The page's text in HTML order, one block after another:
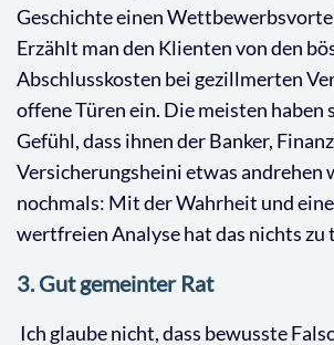
Geschichte einen
Erzählt man den Klienten von den
Abschlusskosten bei gezillmerten
offene Türen ein. Die meisten haben
Gefühl, dass ihnen der Banker,
Versicherungsheini etwas andrehen
nochmals: Mit der Wahrheit und
wertfreien Analyse hat das nichts zu
3. Gut gemeinter Rat
Ich glaube nicht, dass bewusste